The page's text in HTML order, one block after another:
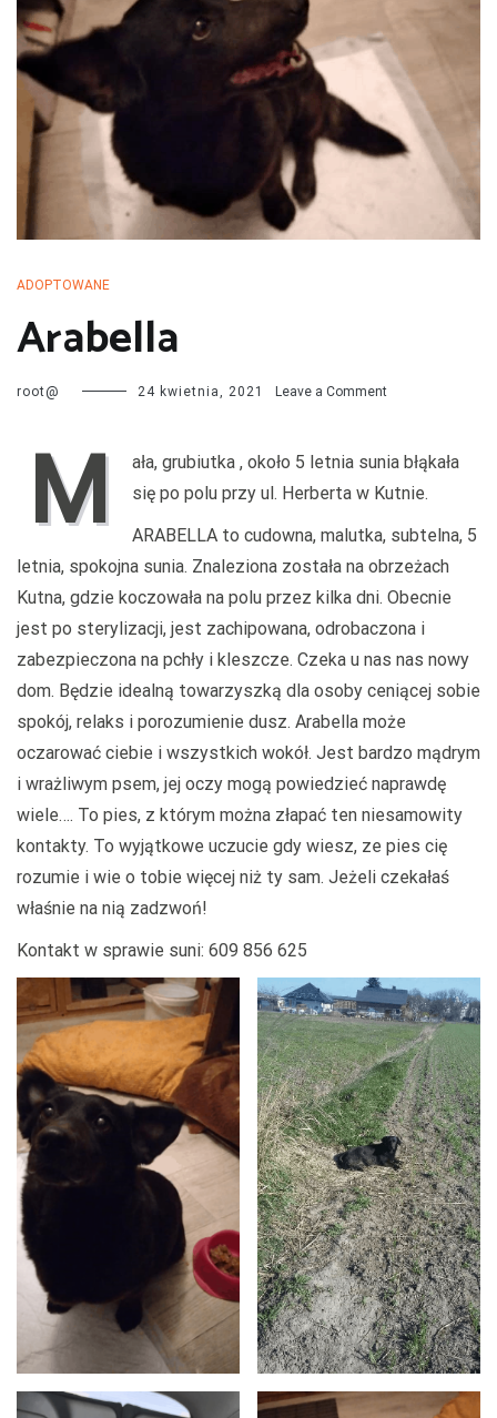
przechodzą kwarantannę, są leczone i mają całą profilaktykę. Są
również sterylizowane i kastrowane. Są socjalizowane czyli
przygotowywane do tego by odnaleźć się w nowej rodzinie. My
bardzo dobrze znamy naszych podopiecznych więc jest nam łatwiej
dopasować psa do rodziny i odwrotnie.
ADOPTOWANE
Arabella
root@ 24 kwietnia, 2021 Leave a Commenton
M
ała, grubiutka , około 5 letnia sunia błąkała
się po polu przy ul. Herberta w Kutnie.
ARABELLA to cudowna, malutka, subtelna, 5
letnia, spokojna sunia. Znaleziona została na obrzeżach
Kutna, gdzie koczowała na polu przez kilka dni. Obecnie
jest po sterylizacji, jest zachipowana, odrobaczona i
zabezpieczona na pchły i kleszcze. Czeka u nas nas nowy
dom. Będzie idealną towarzyszką dla osoby ceniącej sobie
spokój, relaks i porozumienie dusz. Arabella może
oczarować ciebie i wszystkich wokół. Jest bardzo mądrym
i wrażliwym psem, jej oczy mogą powiedzieć naprawdę
wiele…. To pies, z którym można złapać ten niesamowity
kontakty. To wyjątkowe uczucie gdy wiesz, ze pies cię
rozumie i wie o tobie więcej niż ty sam. Jeżeli czekałaś
właśnie na nią zadzwoń!
Kontakt w sprawie suni: 609 856 625